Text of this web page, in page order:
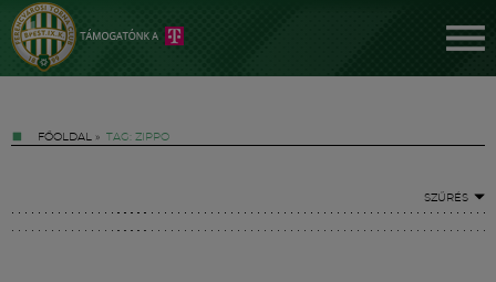
FŐOLDAL » TAG: ZIPPO
SZŰRÉS